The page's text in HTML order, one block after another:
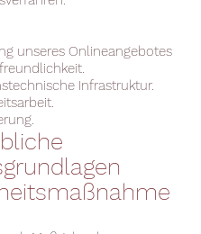
unseres Onlineangebotes
Infrastruktur.